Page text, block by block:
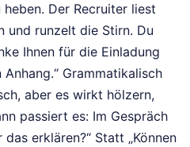
Der Recruiter liest
und runzelt die Stirn. Du
Ihnen für die Einladung
Grammatikalisch
aber es wirkt hölzern,
passiert es: Im Gespräch
erklären?“ Statt „Können